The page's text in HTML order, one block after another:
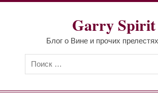
Перейти
Garry Spirit
Блог о Вине и прочих